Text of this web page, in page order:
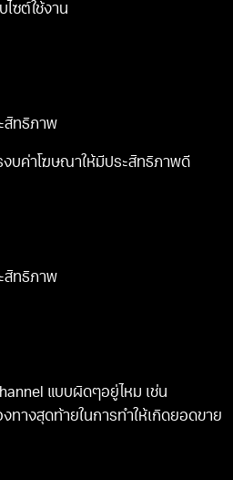
ซต์ใช้งาน
สิทธิภาพ
บค่าโฆษณาให้มีประสิทธิภาพดี
สิทธิภาพ
แบบผิดๆอยู่ไหม เช่น
ทางสุดท้ายในการทำให้เกิดยอดขาย